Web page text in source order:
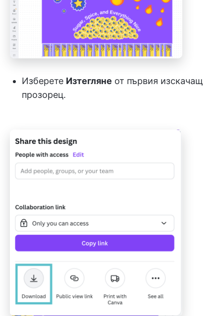
Изберете Изтегляне от първия изскачащ
прозорец.